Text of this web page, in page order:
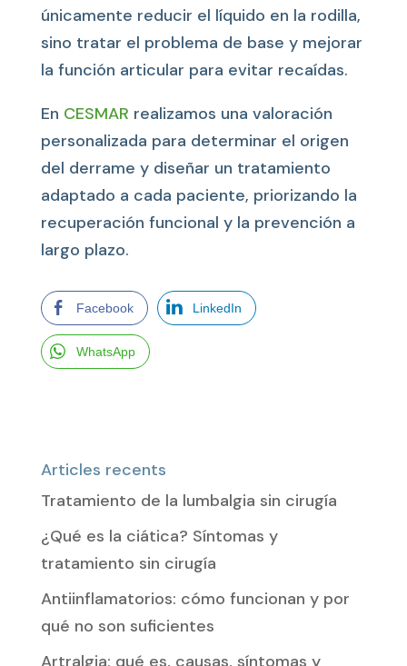
únicamente reducir el líquido en la rodilla,
sino tratar el problema de base y mejorar
la función articular para evitar recaídas.
En CESMAR realizamos una valoración
personalizada para determinar el origen
del derrame y diseñar un tratamiento
adaptado a cada paciente, priorizando la
recuperación funcional y la prevención a
largo plazo.
Facebook LinkedIn
WhatsApp
Articles recents
Tratamiento de la lumbalgia sin cirugía
¿Qué es la ciática? Síntomas y
tratamiento sin cirugía
Antiinflamatorios: cómo funcionan y por
qué no son suficientes
Artralgia: qué es, causas, síntomas y